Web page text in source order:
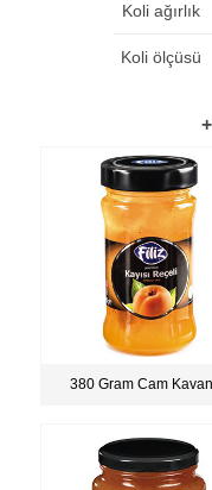
Koli ağırlık
Koli ölçüsü
380 Gram Cam